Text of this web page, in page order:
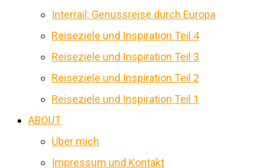
Interrail: Genussreise durch Europa
Reiseziele und Inspiration Teil 4
Reiseziele und Inspiration Teil 3
Reiseziele und Inspiration Teil 2
Reiseziele und Inspiration Teil 1
ABOUT
Über mich
Impressum und Kontakt